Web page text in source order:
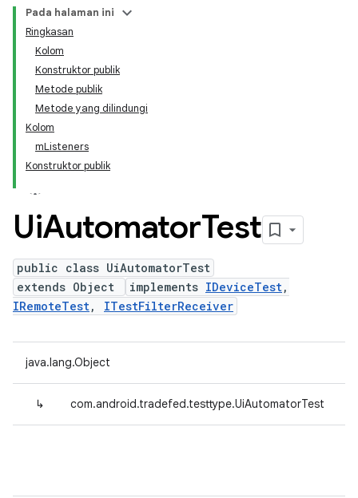
Pada halaman ini
Ringkasan
Kolom
Konstruktor publik
Metode publik
Metode yang dilindungi
Kolom
mListeners
Konstruktor publik
UiAutomatorTest
public class UiAutomatorTest
extends Object
implements IDeviceTest,
IRemoteTest, ITestFilterReceiver
java.lang.Object
↳ com.android.tradefed.testtype.UiAutomatorTest